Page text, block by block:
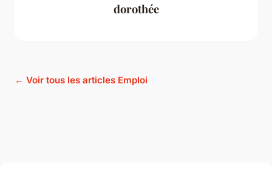
dorothée
← Voir tous les articles Emploi